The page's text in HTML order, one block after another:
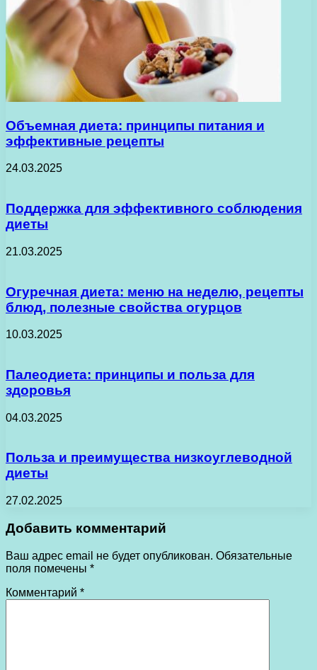
Объемная диета: принципы питания и
эффективные рецепты
24.03.2025
Поддержка для эффективного соблюдения
диеты
21.03.2025
Огуречная диета: меню на неделю, рецепты
блюд, полезные свойства огурцов
10.03.2025
Палеодиета: принципы и польза для
здоровья
04.03.2025
Польза и преимущества низкоуглеводной
диеты
27.02.2025
Добавить комментарий
Ваш адрес email не будет опубликован. Обязательные
поля помечены *
Комментарий *